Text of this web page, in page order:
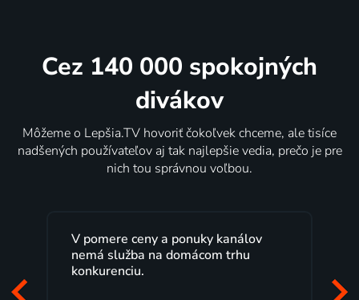
Cez 140 000 spokojných
divákov
Môžeme o Lepšia.TV hovoriť čokoľvek chceme, ale tisíce
nadšených používateľov aj tak najlepšie vedia, prečo je pre
nich tou správnou voľbou.
V pomere ceny a ponuky kanálov
nemá služba na domácom trhu
konkurenciu.